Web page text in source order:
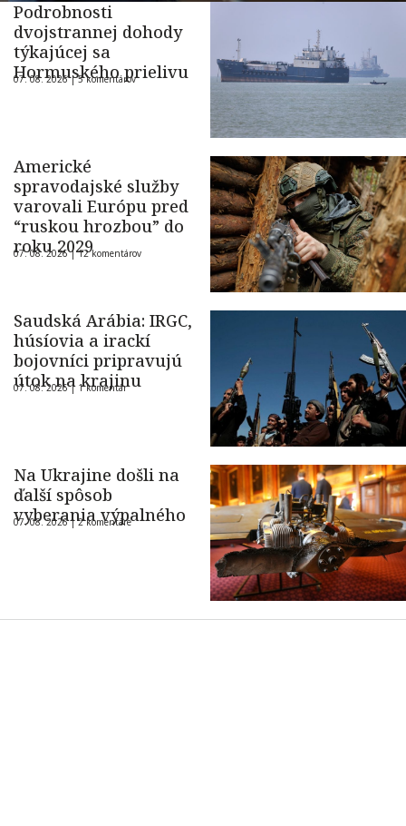
Podrobnosti
dvojstrannej dohody
týkajúcej sa
Hormuského prielivu
07. 08. 2026 |5 komentárov
Americké
spravodajské služby
varovali Európu pred
“ruskou hrozbou” do
roku 2029
07. 08. 2026 |12 komentárov
Saudská Arábia: IRGC,
húsíovia a irackí
bojovníci pripravujú
útok na krajinu
07. 08. 2026 | 1 komentár
Na Ukrajine došli na
ďalší spôsob
vyberania výpalného
07. 08. 2026 |2 komentáre